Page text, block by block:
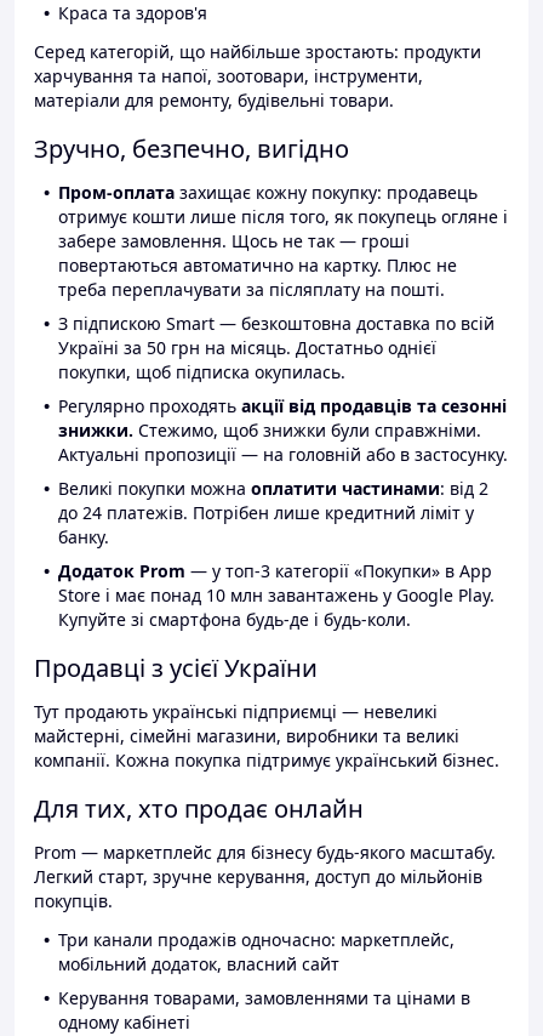
Краса та здоров'я
Серед категорій, що найбільше зростають: продукти
харчування та напої, зоотовари, інструменти,
матеріали для ремонту, будівельні товари.
Зручно, безпечно, вигідно
Пром-оплата захищає кожну покупку: продавець
отримує кошти лише після того, як покупець огляне і
забере замовлення. Щось не так — гроші
повертаються автоматично на картку. Плюс не
треба переплачувати за післяплату на пошті.
З підпискою Smart — безкоштовна доставка по всій
Україні за 50 грн на місяць. Достатньо однієї
покупки, щоб підписка окупилась.
Регулярно проходять акції від продавців та сезонні
знижки. Стежимо, щоб знижки були справжніми.
Актуальні пропозиції — на головній або в застосунку.
Великі покупки можна оплатити частинами: від 2
до 24 платежів. Потрібен лише кредитний ліміт у
банку.
Додаток Prom — у топ-3 категорії «Покупки» в App
Store і має понад 10 млн завантажень у Google Play.
Купуйте зі смартфона будь-де і будь-коли.
Продавці з усієї України
Тут продають українські підприємці — невеликі
майстерні, сімейні магазини, виробники та великі
компанії. Кожна покупка підтримує український бізнес.
Для тих, хто продає онлайн
Prom — маркетплейс для бізнесу будь-якого масштабу.
Легкий старт, зручне керування, доступ до мільйонів
покупців.
Три канали продажів одночасно: маркетплейс,
мобільний додаток, власний сайт
Керування товарами, замовленнями та цінами в
одному кабінеті